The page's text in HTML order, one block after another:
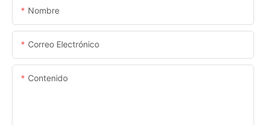
Nombre
Correo Electrónico
Contenido